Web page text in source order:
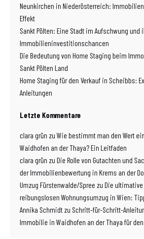
Neunkirchen in Niederösterreich:
Effekt
Sankt Pölten: Eine Stadt im Aufschwung und
Immobilieninvestitionschancen
Die Bedeutung von Home Staging beim
Sankt Pölten Land
Home Staging für den Verkauf in Scheibbs:
Anleitungen
Letzte Kommentare
clara grün zu Wie bestimmt man den Wert
Waidhofen an der Thaya? Ein Leitfaden
clara grün zu Die Rolle von Gutachten und
der Immobilienbewertung in Krems an der
Umzug Fürstenwalde/Spree zu Die
reibungslosen Wohnungsumzug in Wien:
Annika Schmidt zu Schritt-für-Schritt-
Immobilie in Waidhofen an der Thaya für